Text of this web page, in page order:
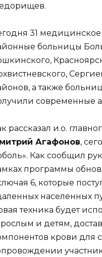
31
больницы
а также
современные
рассказал и.о.
Агафонов,
Как сообщил
программы
6, которые
населенных
техника будет
и детям,
крови для